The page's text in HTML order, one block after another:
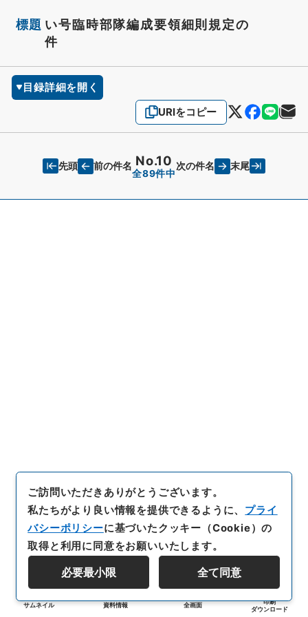
標題 い号臨時部隊編成要領細則規定の
件
目録詳細を開く
URIをコピー
先頭 前の件名 No.10
全89件中
次の件名 末尾
サムネイル 資料情報 全画面
印刷
ダウンロード
ご訪問いただきありがとうございます。
私たちがより良い情報を提供できるように、 プライ
バシーポリシーに基づいたクッキー（Cookie）の
取得と利用に同意をお願いいたします。
必要最小限 全て同意